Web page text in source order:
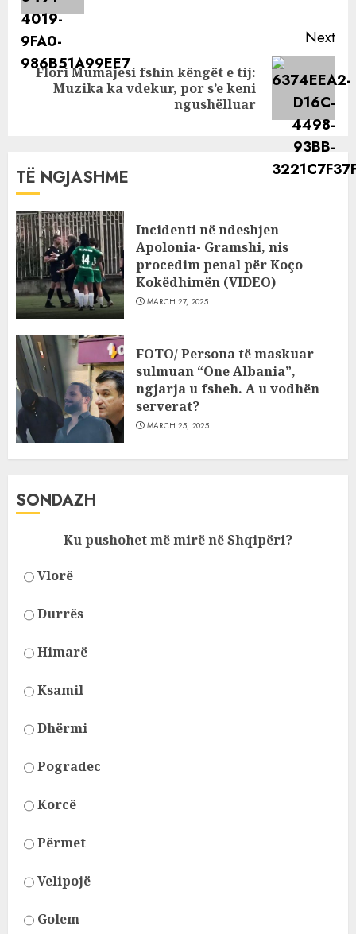
Next
Next
Flori Mumajesi fshin këngët e tij:
Muzika ka vdekur, por s’e keni
ngushëlluar
TË NGJASHME
Incidenti në ndeshjen
Apolonia- Gramshi, nis
procedim penal për Koço
Kokëdhimën (VIDEO)
MARCH 27, 2025
FOTO/ Persona të maskuar
sulmuan “One Albania”,
ngjarja u fsheh. A u vodhën
serverat?
MARCH 25, 2025
SONDAZH
Ku pushohet më mirë në Shqipëri?
Vlorë
Durrës
Himarë
Ksamil
Dhërmi
Pogradec
Korcë
Përmet
Velipojë
Golem